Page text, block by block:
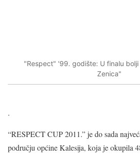
"Respect" '99. godište: U finalu
Zenica"
.
“RESPECT CUP 2011.” je do sada
području općine Kalesija, koja je okupila